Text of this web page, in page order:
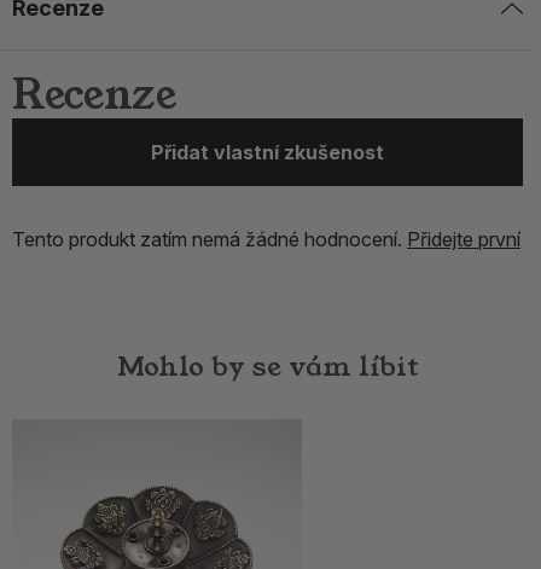
Recenze
Recenze
Přidat vlastní zkušenost
Tento produkt zatím nemá žádné hodnocení. Přidejte první
Mohlo by se vám líbit